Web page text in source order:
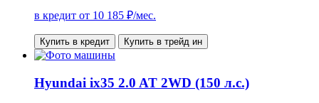
в кредит от 10 185 ₽/мес.
Купить в кредит Купить в трейд ин
Hyundai ix35 2.0 AT 2WD (150 л.с.)